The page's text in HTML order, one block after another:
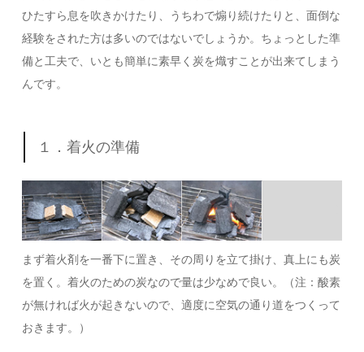
ひたすら息を吹きかけたり、うちわで煽り続けたりと、面倒な
経験をされた方は多いのではないでしょうか。ちょっとした準
備と工夫で、いとも簡単に素早く炭を熾すことが出来てしまう
んです。
１．着火の準備
まず着火剤を一番下に置き、その周りを立て掛け、真上にも炭
を置く。着火のための炭なので量は少なめで良い。（注：酸素
が無ければ火が起きないので、適度に空気の通り道をつくって
おきます。）